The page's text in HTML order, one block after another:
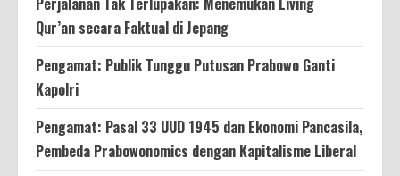
Qur’an secara Faktual di Jepang
Pengamat: Publik Tunggu Putusan Prabowo Ganti
Kapolri
Pengamat: Pasal 33 UUD 1945 dan Ekonomi Pancasila,
Pembeda Prabowonomics dengan Kapitalisme Liberal